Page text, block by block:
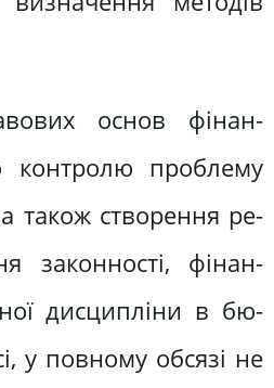
основ фінан­
контролю проблему
а також створення ре­
законності, фінан­
дисципліни в бю­
у повному обсязі не